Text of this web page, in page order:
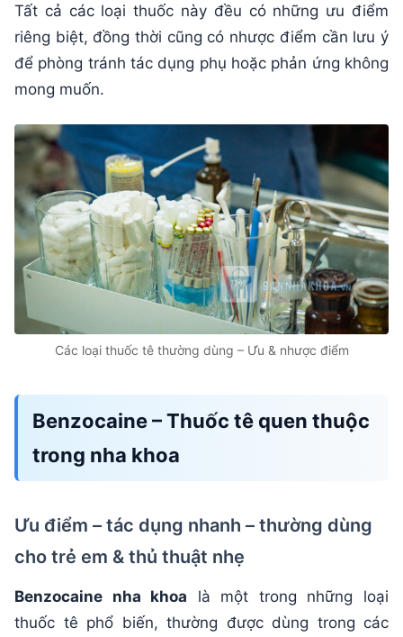
Tất cả các loại thuốc này đều có những ưu điểm
riêng biệt, đồng thời cũng có nhược điểm cần lưu ý
để phòng tránh tác dụng phụ hoặc phản ứng không
mong muốn.
Các loại thuốc tê thường dùng – Ưu & nhược điểm
Benzocaine – Thuốc tê quen thuộc
trong nha khoa
Ưu điểm – tác dụng nhanh – thường dùng
cho trẻ em & thủ thuật nhẹ
Benzocaine nha khoa là một trong những loại
thuốc tê phổ biến, thường được dùng trong các